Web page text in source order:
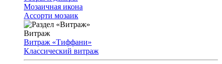
Мозаичная икона
Ассорти мозаик
Витраж
Витраж «Тиффани»
Классический витраж